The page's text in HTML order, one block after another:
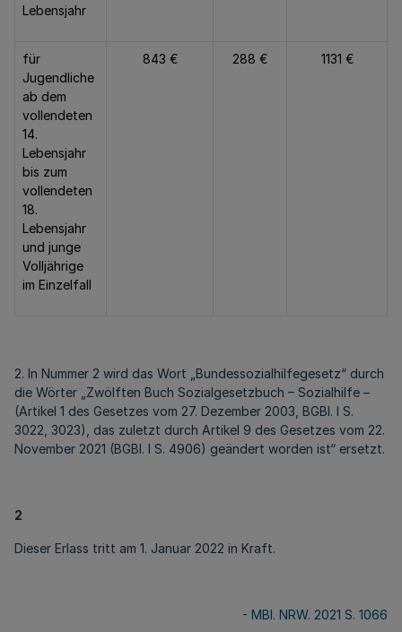
Lebensjahr
für
Jugendliche
ab dem
vollendeten
14.
Lebensjahr
bis zum
vollendeten
18.
Lebensjahr
und junge
Volljährige
im Einzelfall
843 € 288 € 1131 €
2. In Nummer 2 wird das Wort „Bundessozialhilfegesetz“ durch
die Wörter „Zwölften Buch Sozialgesetzbuch – Sozialhilfe –
(Artikel 1 des Gesetzes vom 27. Dezember 2003, BGBl. I S.
3022, 3023), das zuletzt durch Artikel 9 des Gesetzes vom 22.
November 2021 (BGBl. I S. 4906) geändert worden ist“ ersetzt.
2
Dieser Erlass tritt am 1. Januar 2022 in Kraft.
- MBl. NRW. 2021 S. 1066